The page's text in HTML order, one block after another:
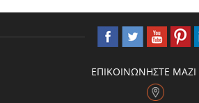
ΕΠΙΚΟΙΝΩΝΗΣΤΕ